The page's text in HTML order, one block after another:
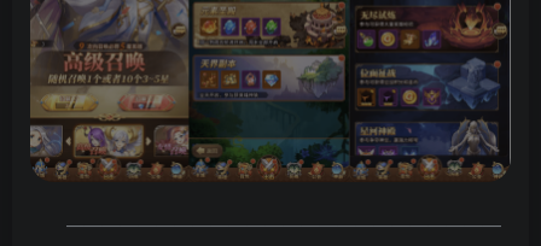
————————————————————————